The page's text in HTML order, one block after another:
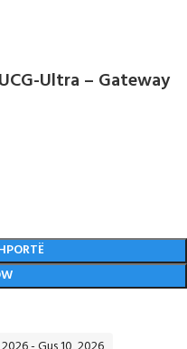
Ultra – Gateway